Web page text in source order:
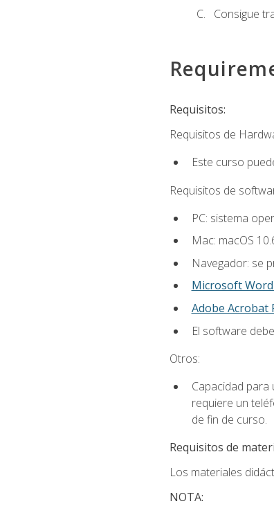
Consigue
Requisitos:
Requisitos de
Este curso
Requisitos de
PC: sistema
Mac: macOS
Navegador: se
Microsoft
Adobe Acrobat
El software
Otros:
Capacidad
requiere un
de fin de curso.
Requisitos de
Los materiales
NOTA: